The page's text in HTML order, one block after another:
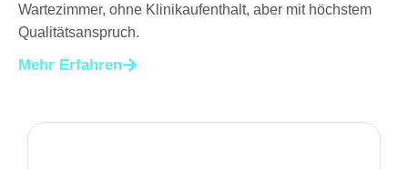
Wartezimmer, ohne Klinikaufenthalt, aber mit höchstem
Qualitätsanspruch.
Mehr Erfahren